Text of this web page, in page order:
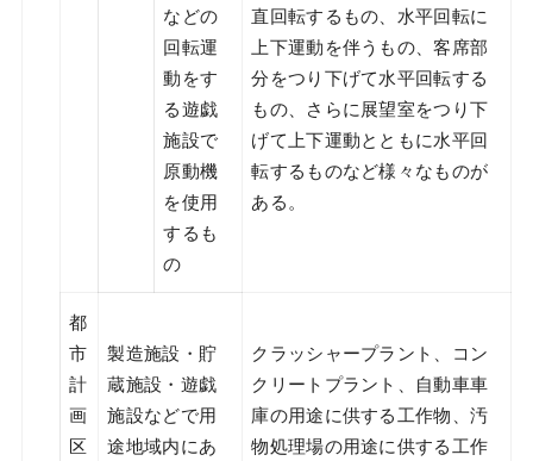
などの
回転運
動をす
る遊戯
施設で
原動機
を使用
するも
の
直回転するもの、水平回転に
上下運動を伴うもの、客席部
分をつり下げて水平回転する
もの、さらに展望室をつり下
げて上下運動とともに水平回
転するものなど様々なものが
ある。
都
市
計
画
区
製造施設・貯
蔵施設・遊戯
施設などで用
途地域内にあ
クラッシャープラント、コン
クリートプラント、自動車車
庫の用途に供する工作物、汚
物処理場の用途に供する工作